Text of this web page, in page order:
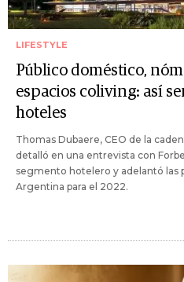
LIFESTYLE
Público doméstico,
espacios coliving: así
hoteles
Thomas Dubaere, CEO de la
detalló en una entrevista con
segmento hotelero y adelantó las
Argentina para el 2022.